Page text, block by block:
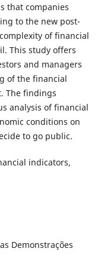
that companies
to the new post-
of financial
This study offers
and managers
of the financial
The findings
analysis of financial
conditions on
to go public.
indicators,
Demonstrações